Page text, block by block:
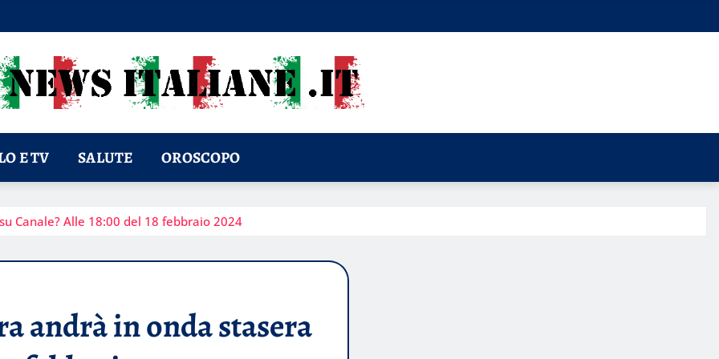
E TV SALUTE OROSCOPO
Canale? Alle 18:00 del 18 febbraio 2024
andrà in onda stasera